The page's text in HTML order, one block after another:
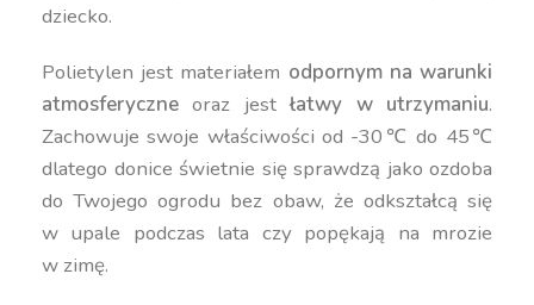
dziecko.
Polietylen jest materiałem odpornym na warunki
atmosferyczne oraz jestłatwy w utrzymaniu.
Zachowuje swoje właściwości od -30℃ do 45℃
dlatego donice świetnie się sprawdzą jako ozdoba
do Twojego ogrodu bez obaw, że odkształcą się
w upale podczas lata czy popękają na mrozie
w zimę.